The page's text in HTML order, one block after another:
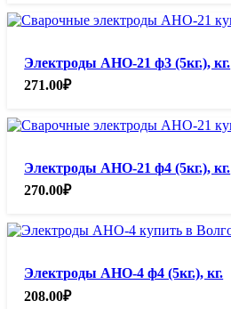
Электроды АНО-21 ф3 (5кг.), кг.
271.00₽
Электроды АНО-21 ф4 (5кг.), кг.
270.00₽
Электроды АНО-4 ф4 (5кг.), кг.
208.00₽